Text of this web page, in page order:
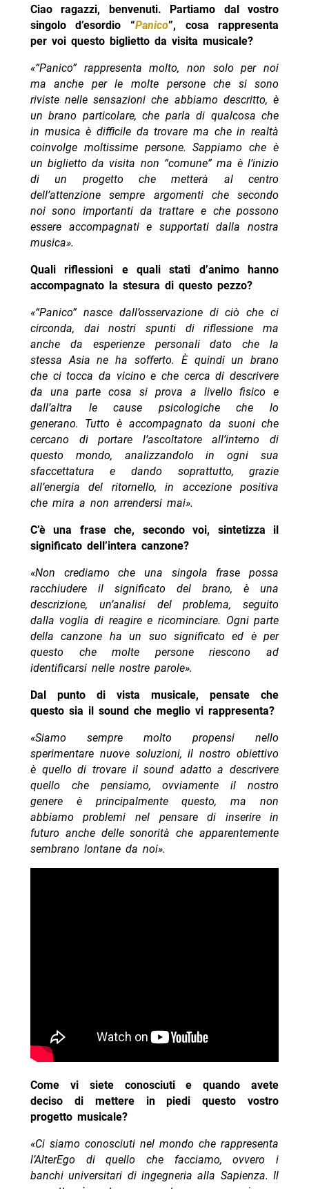
Ciao ragazzi, benvenuti. Partiamo dal vostro
singolo d’esordio “Panico”, cosa rappresenta
per voi questo biglietto da visita musicale?
«“Panico” rappresenta molto, non solo per noi
ma anche per le molte persone che si sono
riviste nelle sensazioni che abbiamo descritto, è
un brano particolare, che parla di qualcosa che
in musica è difficile da trovare ma che in realtà
coinvolge moltissime persone.Sappiamo che è
un biglietto da visita non “comune” ma è l’inizio
di un progetto che metterà al centro
dell’attenzione sempre argomenti che secondo
noi sono importanti da trattare e che possono
essere accompagnati e supportati dalla nostra
musica».
Quali riflessioni e quali stati d’animo hanno
accompagnato la stesura di questo pezzo?
«“Panico” nasce dall’osservazione di ciò che ci
circonda, dai nostri spunti di riflessione ma
anche da esperienze personali dato che la
stessa Asia ne ha sofferto. È quindi un brano
che ci tocca da vicino e che cerca di descrivere
da una parte cosa si prova a livello fisico e
dall’altra le cause psicologiche che lo
generano. Tutto è accompagnato da suoni che
cercano di portare l’ascoltatore all’interno di
questo mondo, analizzandolo in ogni sua
sfaccettatura e dando soprattutto, grazie
all’energia del ritornello, in accezione positiva
che mira a non arrendersi mai».
C’è una frase che, secondo voi, sintetizza il
significato dell’intera canzone?
«Non crediamo che una singola frase possa
racchiudere il significato del brano, è una
descrizione, un’analisi del problema, seguito
dalla voglia di reagire e ricominciare. Ogni parte
della canzone ha un suo significato ed è per
questo che molte persone riescono ad
identificarsi nelle nostre parole».
Dal punto di vista musicale, pensate che
questo sia il sound che meglio vi rappresenta?
«Siamo sempre molto propensi nello
sperimentare nuove soluzioni, il nostro obiettivo
è quello di trovare il sound adatto a descrivere
quello che pensiamo, ovviamente il nostro
genere è principalmente questo, ma non
abbiamo problemi nel pensare di inserire in
futuro anche delle sonorità che apparentemente
sembrano lontane da noi».
Come vi siete conosciuti e quando avete
deciso di mettere in piedi questo vostro
progetto musicale?
«Ci siamo conosciuti nel mondo che rappresenta
l’AlterEgo di quello che facciamo, ovvero i
banchi universitari di ingegneria alla Sapienza.Il